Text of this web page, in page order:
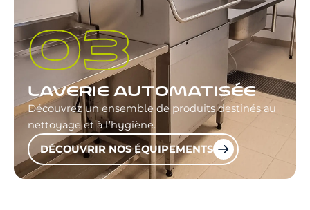
LAVERIE AUTOMATISÉE
Découvrez un ensemble de produits destinés au
nettoyage et à l’hygiène.
DÉCOUVRIR NOS ÉQUIPEMENTS